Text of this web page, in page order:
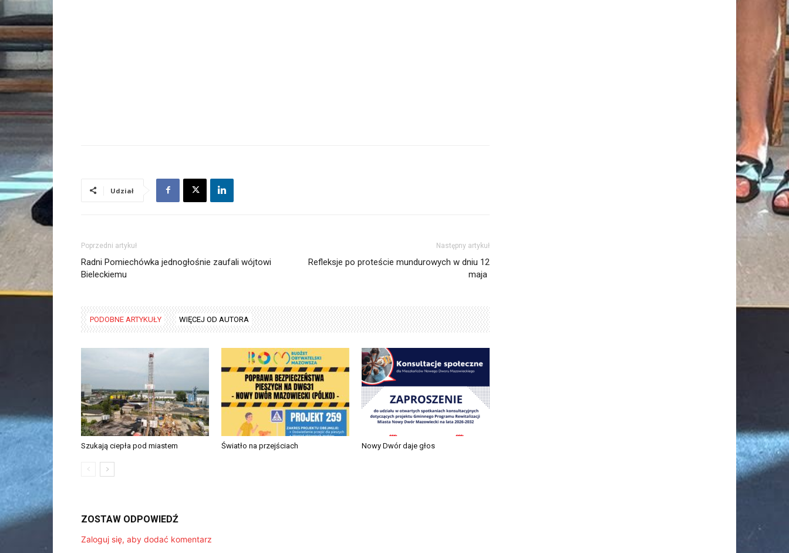
Udział
Poprzedni artykuł
Radni Pomiechówka jednogłośnie zaufali wójtowi
Bieleckiemu
Następny artykuł
Refleksje po proteście mundurowych w dniu 12
maja
PODOBNE ARTYKUŁY WIĘCEJ OD AUTORA
Szukają ciepła pod miastem Światło na przejściach Nowy Dwór daje głos
ZOSTAW ODPOWIEDŹ
Zaloguj się, aby dodać komentarz